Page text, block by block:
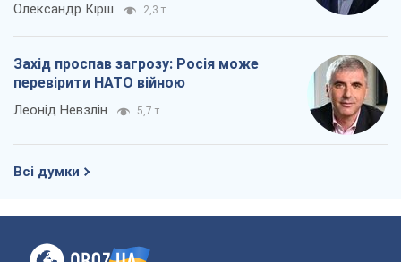
Олександр Кірш 2,3 т.
Захід проспав загрозу: Росія може
перевірити НАТО війною
Леонід Невзлін 5,7 т.
Всі думки